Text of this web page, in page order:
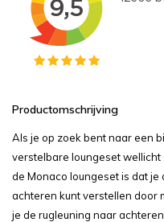
Productomschrijving
Als je op zoek bent naar een
verstelbare loungeset
de Monaco loungeset is dat
achteren kunt verstellen door
je de rugleuning naar